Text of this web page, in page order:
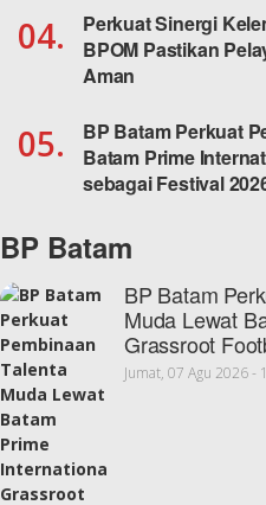
04.
Perkuat Sinergi
BPOM Pastikan
Aman
05.
BP Batam Perkuat
Batam Prime
sebagai Festival
BP Batam
BP Batam
Muda Lewat
Grassroot
Jumat, 07 Agu 2026 -